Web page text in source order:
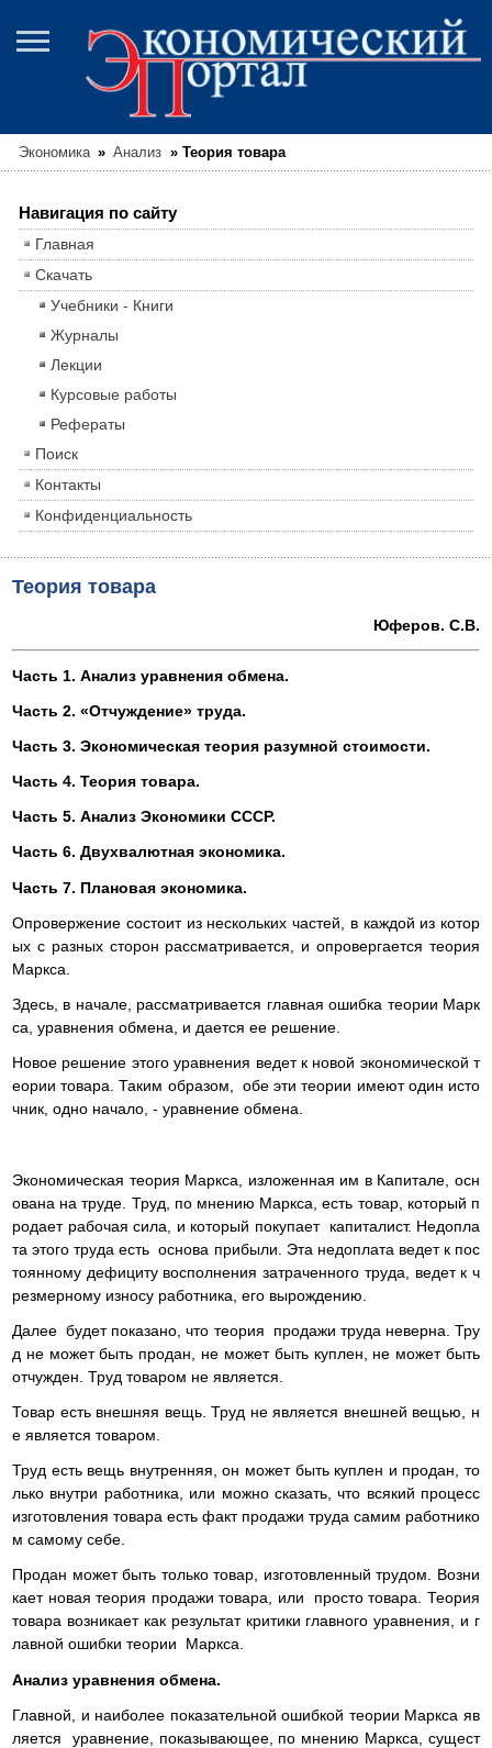
Экономика » Анализ » Теория товара
Навигация по сайту
Главная
Скачать
Учебники - Книги
Журналы
Лекции
Курсовые работы
Рефераты
Поиск
Контакты
Конфиденциальность
Теория товара
Юферов. С.В.
Часть 1. Анализ уравнения обмена.
Часть 2. «Отчуждение» труда.
Часть 3. Экономическая теория разумной стоимости.
Часть 4. Теория товара.
Часть 5. Анализ Экономики СССР.
Часть 6. Двухвалютная экономика.
Часть 7. Плановая экономика.
Опровержение состоит из нескольких частей, в каждой из котор
ых с разных сторон рассматривается, и опровергается теория
Маркса.
Здесь, в начале, рассматривается главная ошибка теории Марк
са, уравнения обмена, и дается ее решение.
Новое решение этого уравнения ведет к новой экономической т
еории товара. Таким образом, обе эти теории имеют один исто
чник, одно начало, - уравнение обмена.
Экономическая теория Маркса, изложенная им в Капитале, осн
ована на труде. Труд, по мнению Маркса, есть товар, который п
родает рабочая сила, и который покупает капиталист. Недопла
та этого труда есть основа прибыли. Эта недоплата ведет к пос
тоянному дефициту восполнения затраченного труда, ведет к ч
резмерному износу работника, его вырождению.
Далее будет показано, что теория продажи труда неверна. Тру
д не может быть продан, не может быть куплен, не может быть
отчужден. Труд товаром не является.
Товар есть внешняя вещь. Труд не является внешней вещью, н
е является товаром.
Труд есть вещь внутренняя, он может быть куплен и продан, то
лько внутри работника, или можно сказать, что всякий процесс
изготовления товара есть факт продажи труда самим работнико
м самому себе.
Продан может быть только товар, изготовленный трудом. Возни
кает новая теория продажи товара, или просто товара. Теория
товара возникает как результат критики главного уравнения, и г
лавной ошибки теории Маркса.
Анализ уравнения обмена.
Главной, и наиболее показательной ошибкой теории Маркса яв
ляется уравнение, показывающее, по мнению Маркса, сущест